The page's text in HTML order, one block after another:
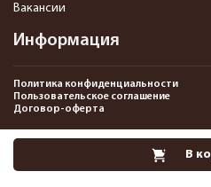
В
Информация
Вакансии
Политика конфиденциальности
Пользовательское соглашение
Договор-оферта
2013-2026 Интернет-магазин
Pnevmat24.ru. Все права защищены.©